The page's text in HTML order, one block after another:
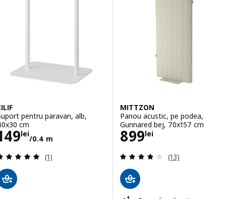
pentru paravan, alb,
cm
lei
/0.4 m
149lei/0.4 m
Evaluare: 5 din 5 stele. Total recenzii:
(1)
MITTZON
Panou acustic, pe podea,
Gunnared bej, 70x157 cm
899lei
Preţ 899lei
Evaluare: 3.8
(13)